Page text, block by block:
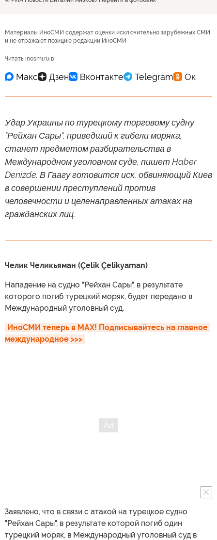
Материалы ИноСМИ содержат оценки исключительно зарубежных СМИ
и не отражают позицию редакции ИноСМИ
Читать inosmi.ru в
Удар Украины по турецкому торговому судну
"Рейхан Сары", приведший к гибели моряка,
станет предметом разбирательства в
Международном уголовном суде, пишет Haber
Denizde. В Гаагу готовится иск, обвиняющий Киев
в совершении преступлений против
человечности и целенаправленных атаках на
гражданских лиц.
Челик Челикьяман (Çelik Çelikyaman)
Нападение на судно "Рейхан Сары", в результате
которого погиб турецкий моряк, будет передано в
Международный уголовный суд.
ИноСМИ теперь в MAX! Подписывайтесь на главное
международное >>>
Заявлено, что в связи с атакой на турецкое судно
"Рейхан Сары", в результате которой погиб один
турецкий моряк, в Международный уголовный суд в